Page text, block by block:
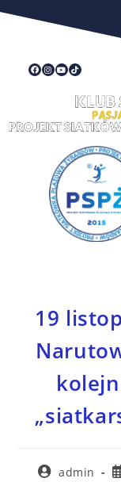
19
admin